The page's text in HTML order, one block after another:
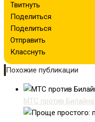
Твитнуть
Поделиться
Поделиться
Отправить
Класснуть
Похожие публикации
МТС против